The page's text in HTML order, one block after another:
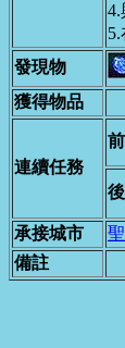
4.
發現物
獲得物品
連續任務
承接城市
備註